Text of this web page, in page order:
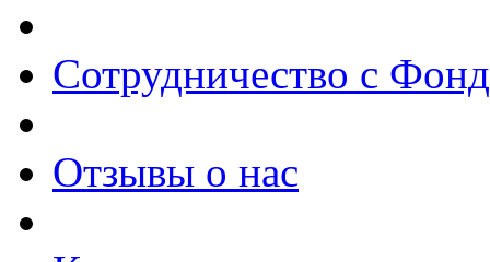
Сотрудничество с
Отзывы о нас